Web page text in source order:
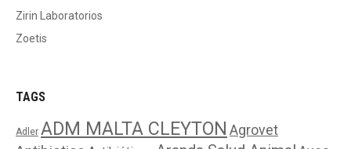
Zirin Laboratorios
Zoetis
TAGS
Adler ADM MALTA CLEYTON Agrovet